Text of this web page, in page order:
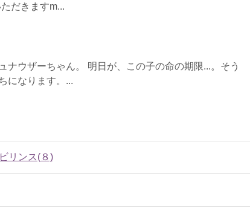
だきますm...
ナウザーちゃん。 明日が、この子の命の期限...。そう
になります。...
リンス(８)